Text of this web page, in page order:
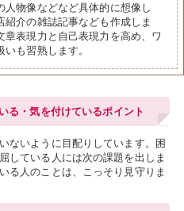
物像などなど具体的に想像し
介の雑誌記事なども作成しま
表現力と自己表現力を高め、ワ
も習熟します。
る・気を付けているポイント
ないように目配りしています。困
している人には次の課題を出しま
る人のことは、こっそり見守りま